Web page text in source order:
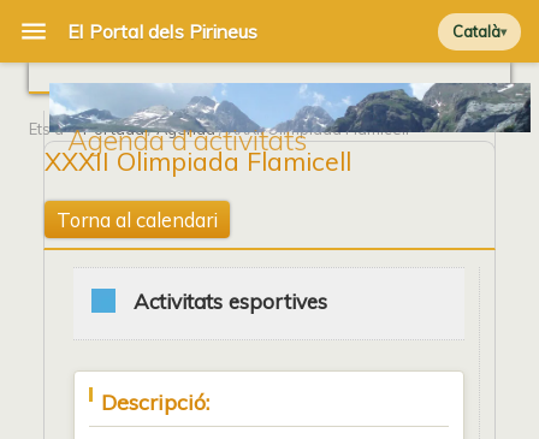
Català
Agenda d'activitats
Ets a Portada/Agenda/ XXXII Olimpiada Flamicell
XXXII Olimpiada Flamicell
Torna al calendari
Activitats esportives
Descripció: